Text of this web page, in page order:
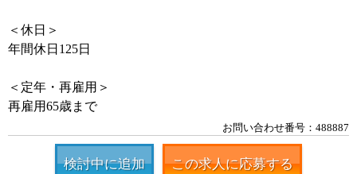
＜休日＞
年間休日125日
＜定年・再雇用＞
再雇用65歳まで
お問い合わせ番号：488887
検討中に追加 この求人に応募する